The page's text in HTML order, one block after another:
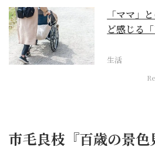
「ママ」
ど感じる
生活
市毛良枝『百歳の景